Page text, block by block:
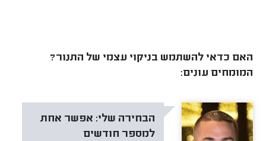
האם כדאי להשתמש בניקוי עצמי של התנור?
המומחים עונים:
הבחירה שלי: אפשר אחת
למספר חודשים